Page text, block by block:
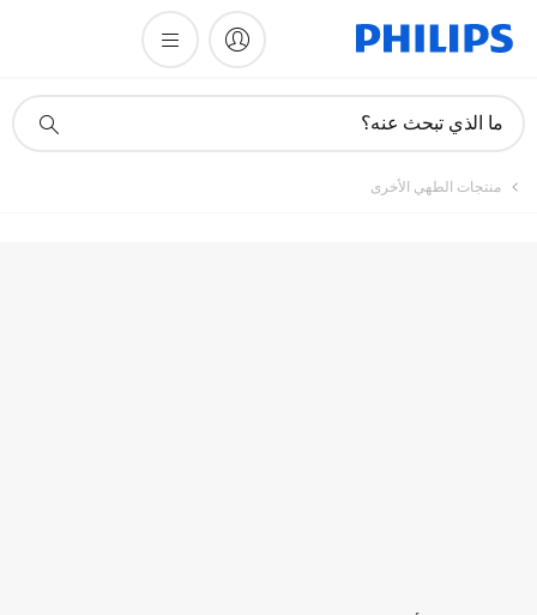
دعم
ما الذي تبحث عنه؟
منتجات الطهي الأخرى